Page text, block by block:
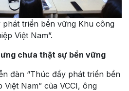
phát triển bền vững Khu công
Việt Nam”.
chưa thật sự bền vững
đàn “Thúc đẩy phát triển bền
Nam” của VCCI, ông